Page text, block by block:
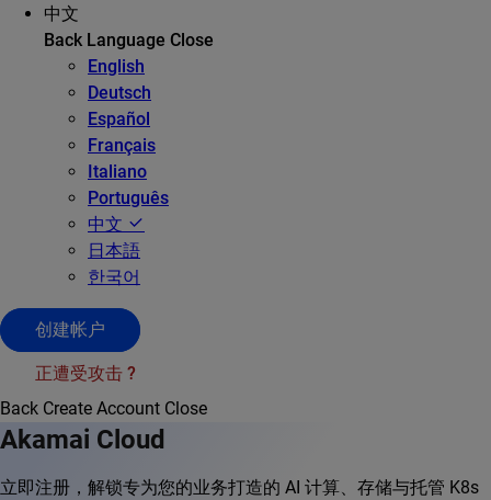
中文
Back Language Close
English
Deutsch
Español
Français
Italiano
Português
中文
日本語
한국어
创建帐户
正遭受攻击 ?
Back Create Account Close
Akamai Cloud
立即注册，解锁专为您的业务打造的 AI 计算、存储与托管 K8s